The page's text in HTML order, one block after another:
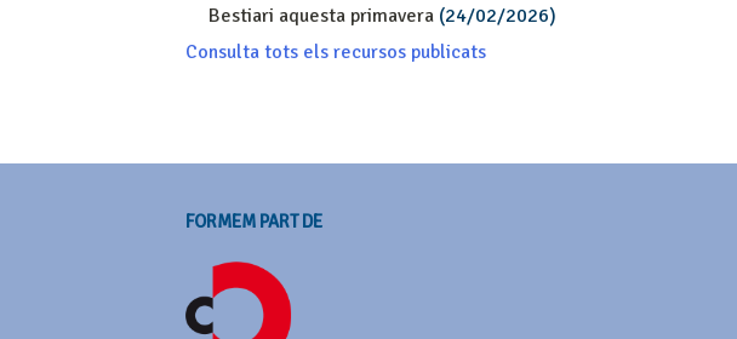
Bestiari aquesta primavera(24/02/2026)
Consulta tots els recursos publicats
FORMEM PART DE